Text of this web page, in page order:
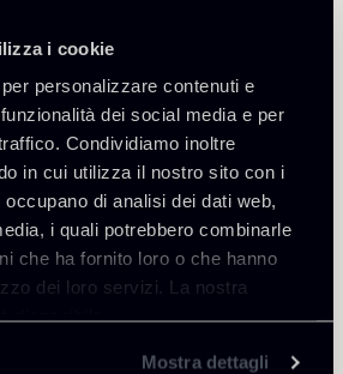
i cookie
personalizzare contenuti e
dei social media e per
Condividiamo inoltre
in cui utilizza il nostro sito con i
di analisi dei dati web,
i quali potrebbero combinarle
che ha fornito loro o che hanno
dei loro servizi. La nostra
disponibilequi.
Mostra dettagli
& Authorities